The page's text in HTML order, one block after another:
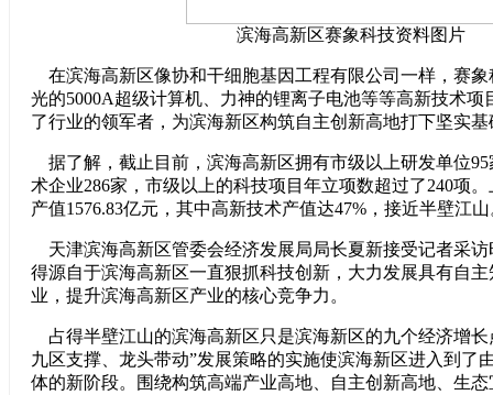
滨海高新区赛象科技资料图片
在滨海高新区像协和干细胞基因工程有限公司一样，赛
光的5000A超级计算机、力神的锂离子电池等等高新技术项
了行业的领军者，为滨海新区构筑自主创新高地打下坚实基
据了解，截止目前，滨海高新区拥有市级以上研发单位
术企业286家，市级以上的科技项目年立项数超过了240项
产值1576.83亿元，其中高新技术产值达47%，接近半壁江
天津滨海高新区管委会经济发展局局长夏新接受记者采
得源自于滨海高新区一直狠抓科技创新，大力发展具有自
业，提升滨海高新区产业的核心竞争力。
占得半壁江山的滨海高新区只是滨海新区的九个经济增长
九区支撑、龙头带动”发展策略的实施使滨海新区进入到了
体的新阶段。围绕构筑高端产业高地、自主创新高地、生